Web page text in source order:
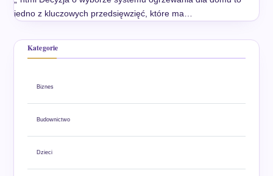
jedno z kluczowych przedsięwzięć, które ma…
Kategorie
Biznes
Budownictwo
Dzieci